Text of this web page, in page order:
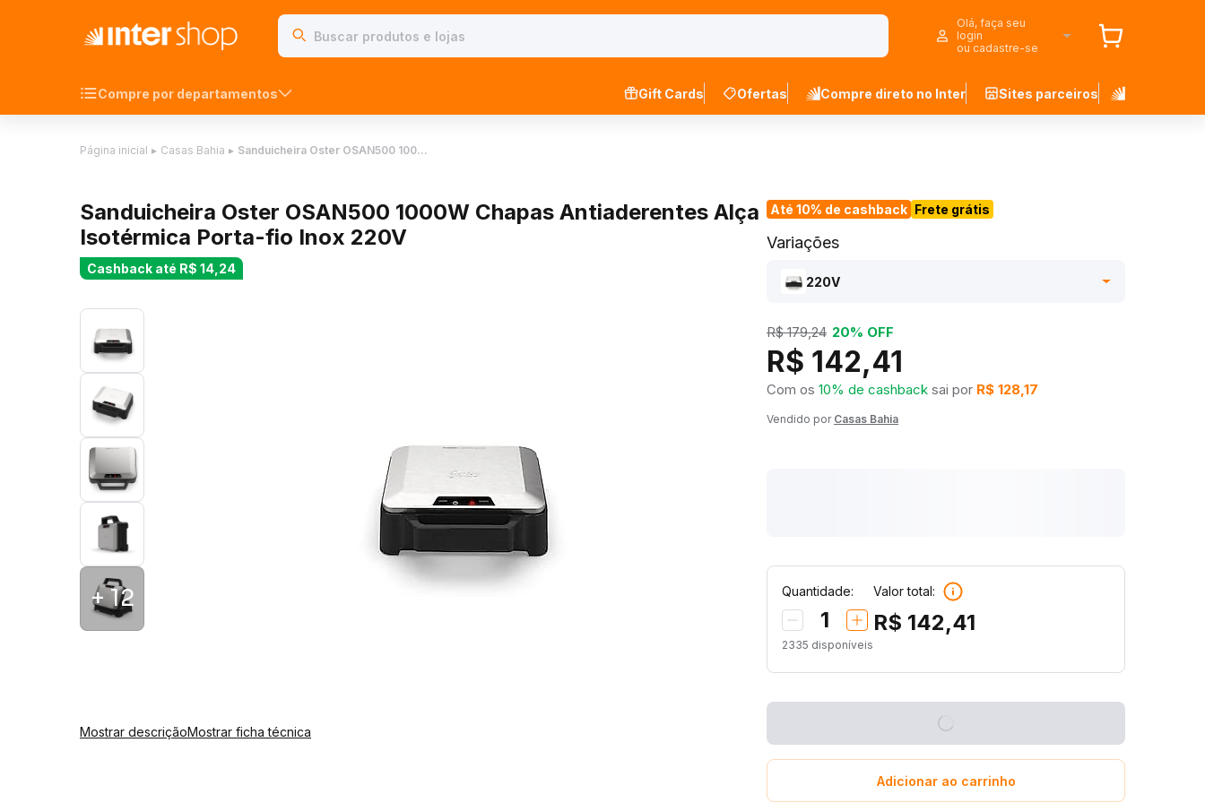
Olá, faça seu
login
ou cadastre-se
Compre por departamentos Gift Cards Ofertas Compre direto no Inter Sites parceiros
Página inicial ▸ Casas Bahia ▸ Sanduicheira Oster OSAN500 100…
Sanduicheira Oster OSAN500 1000W Chapas Antiaderentes Alça
Isotérmica Porta-fio Inox 220V
Cashback até R$ 14,24
+ 12
Mostrar descriçãoMostrar ficha técnica
Até 10% de cashback Frete grátis
Variações
220V
R$ 179,24 20% OFF
R$ 142,41
Com os 10% de cashback sai por R$ 128,17
Vendido por Casas Bahia
Quantidade:
1
2335 disponíveis
Valor total:
R$ 142,41
Adicionar ao carrinho